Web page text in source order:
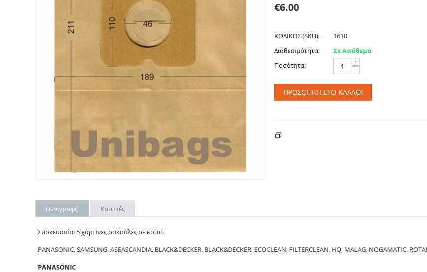
€6.00
ΚΩΔΙΚΟΣ (SKU):
1610
Διαθεσιμότητα:
Σε Απόθεμα
Ποσότητα:
+
−
ΠΡΟΣΘΉΚΗ ΣΤΟ ΚΑΛΆΘΙ
Περιγραφή Κριτικές
Συσκευασία: 5 χάρτινες σακούλες σε κουτί.
PANASONIC, SAMSUNG, ASEASCANDIA, BLACK&DECKER, BLACK&DECKER, ECOCLEAN, FILTERCLEAN, HQ, MALAG, NOGAMATIC,
PANASONIC